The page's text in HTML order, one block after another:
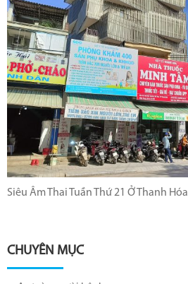
Siêu Âm Thai Tuần Thứ 21 Ở Thanh Hóa
CHUYÊN MỤC